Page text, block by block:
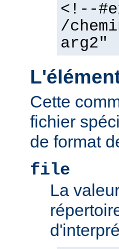
<!--
/
arg2"
Cette
fichier
de format
file
La